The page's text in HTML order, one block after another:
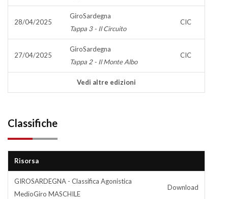
28/04/2025
GiroSardegna
Tappa 3 - Il Circuito
CIC
27/04/2025
GiroSardegna
Tappa 2 - Il Monte Albo
CIC
Vedi altre edizioni
Classifiche
Risorsa
GIROSARDEGNA - Classifica Agonistica
MedioGiro MASCHILE
Download